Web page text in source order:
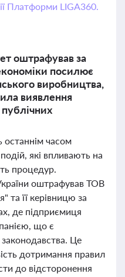
Платформи LIGA360.
оштрафував за
посилює
виробництва,
виявлення
останнім часом
які впливають на
процедур.
оштрафував ТОВ
та її керівницю за
де підприємиця
що є
Це
дотримання правил
до відсторонення